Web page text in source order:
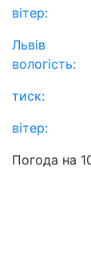
вітер:
Львів
вологість:
тиск:
вітер:
Погода на